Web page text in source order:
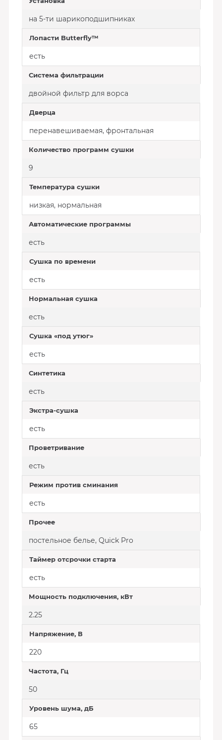
на 5-ти шарикоподшипниках
Лопасти Butterfly™
есть
Система фильтрации
двойной фильтр для ворса
Дверца
перенавешиваемая, фронтальная
Количество программ сушки
9
Температура сушки
низкая, нормальная
Автоматические программы
есть
Сушка по времени
есть
Нормальная сушка
есть
Сушка «под утюг»
есть
Синтетика
есть
Экстра-сушка
есть
Проветривание
есть
Режим против сминания
есть
Прочее
постельное белье, Quick Pro
Таймер отсрочки старта
есть
Мощность подключения, кВт
2.25
Напряжение, В
220
Частота, Гц
50
Уровень шума, дБ
65